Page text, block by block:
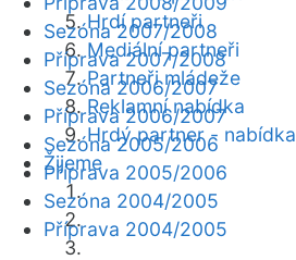
Hrdí partneři
Mediální partneři
Partneři mládeže
Reklamní nabídka
Hrdý partner - nabídka
Žijeme
Sezóna 2007/2008
Příprava 2007/2008
Sezóna 2006/2007
Příprava 2006/2007
Sezóna 2005/2006
Příprava 2005/2006
Sezóna 2004/2005
Příprava 2004/2005